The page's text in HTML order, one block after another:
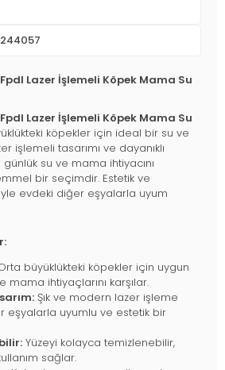
Lazer İşlemeli Köpek Mama Su
Lazer İşlemeli Köpek Mama Su
köpekler için ideal bir su ve
işlemeli tasarımı ve dayanıklı
günlük su ve mama ihtiyacını
bir seçimdir. Estetik ve
evdeki diğer eşyalarla uyum
büyüklükteki köpekler için uygun
mama ihtiyaçlarını karşılar.
Şık ve modern lazer işleme
eşyalarla uyumlu ve estetik bir
Yüzeyi kolayca temizlenebilir,
sağlar.